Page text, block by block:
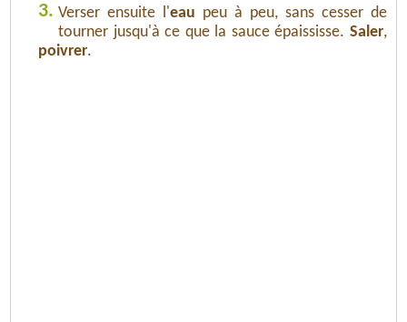
3. Verser ensuite l'eau peu à peu, sans cesser de
tourner jusqu'à ce que la sauce épaississe. Saler,
poivrer.